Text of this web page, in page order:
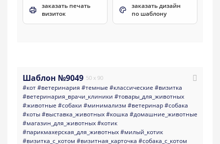
заказать печать
визиток
заказать дизайн
по шаблону
Шаблон №9049 50 x 90
#кот#ветеринария #темные #классические #визитка
#ветеринария_врачи_клиники #товары_для_животных
#животные #собаки #минимализм #ветеринар#собака
#коты#выставка_животных#кошка #домашние_животные
#магазин_для_животных#котик
#парикмахерская_для_животных#милый_котик
#визитка_с_котом #визитная_карточка #собака_с_котом